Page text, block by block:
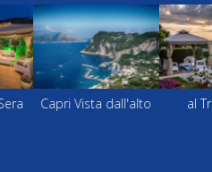
Vista dall'alto al Tramonto